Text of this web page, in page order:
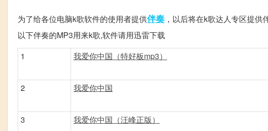
为了给各位电脑k歌软件的使用者提供伴奏 ，以后将在k歌达人专区提供
以下伴奏的MP3用来k歌,软件请用迅雷下载
1
我爱你中国（特好板mp3）
2
我爱你中国
3
我爱你中国（汪峰正版）